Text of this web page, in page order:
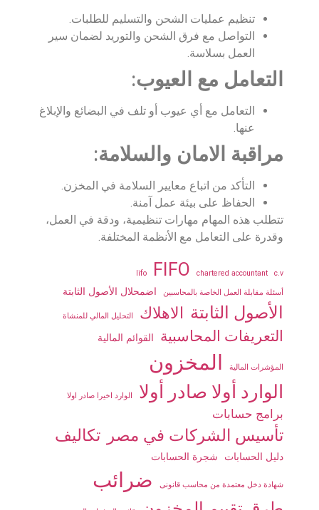
تنظيم عمليات الشحن والتسليم للطلبات.
التواصل مع فرق الشحن والتوريد لضمان سير
العمل بسلاسة.
التعامل مع العيوب:
التعامل مع أي عيوب أو تلف في البضائع والإبلاغ
عنها.
مراقبة الامان والسلامة:
التأكد من اتباع معايير السلامة في المخزن.
الحفاظ على بيئة عمل آمنة.
تتطلب هذه المهام مهارات تنظيمية، ودقة في العمل،
وقدرة على التعامل مع الأنظمة المختلفة.
c.v
chartered accountant
FIFO
lifo
أسئلة مقابلة العمل الخاصة بالمحاسبين اضمحلال الأصول الثابتة
الأصول الثابتة الاهلاك التحليل المالي للمنشاة
التعريفات المحاسبية القوائم المالية
المؤشرات المالية المخزون
الوارد أولا صادر أولا الوارد اخيرا صادر اولا
برامج حسابات
تأسيس الشركات في مصر تكاليف
دليل الحسابات شجرة الحسابات
شهادة دخل معتمدة من محاسب قانونى ضرائب